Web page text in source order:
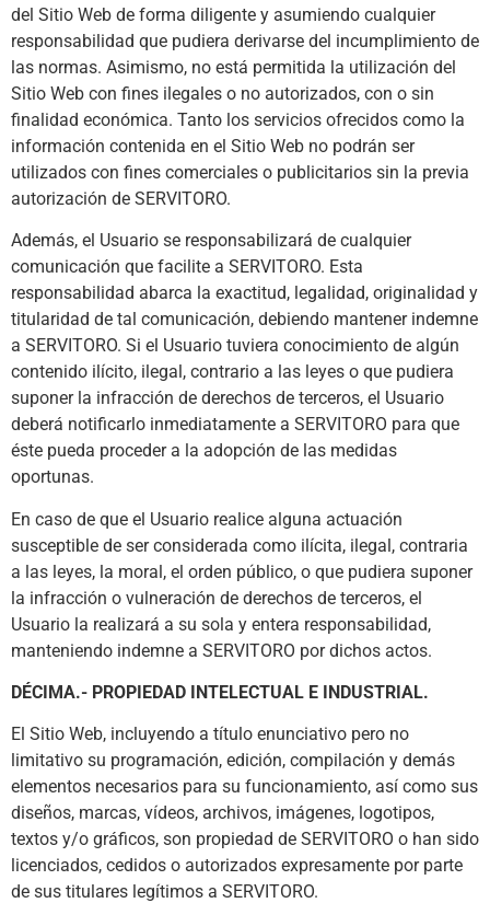
del Sitio Web de forma diligente y asumiendo cualquier
responsabilidad que pudiera derivarse del incumplimiento de
las normas. Asimismo, no está permitida la utilización del
Sitio Web con fines ilegales o no autorizados, con o sin
finalidad económica. Tanto los servicios ofrecidos como la
información contenida en el Sitio Web no podrán ser
utilizados con fines comerciales o publicitarios sin la previa
autorización de SERVITORO.
Además, el Usuario se responsabilizará de cualquier
comunicación que facilite a SERVITORO. Esta
responsabilidad abarca la exactitud, legalidad, originalidad y
titularidad de tal comunicación, debiendo mantener indemne
a SERVITORO. Si el Usuario tuviera conocimiento de algún
contenido ilícito, ilegal, contrario a las leyes o que pudiera
suponer la infracción de derechos de terceros, el Usuario
deberá notificarlo inmediatamente a SERVITORO para que
éste pueda proceder a la adopción de las medidas
oportunas.
En caso de que el Usuario realice alguna actuación
susceptible de ser considerada como ilícita, ilegal, contraria
a las leyes, la moral, el orden público, o que pudiera suponer
la infracción o vulneración de derechos de terceros, el
Usuario la realizará a su sola y entera responsabilidad,
manteniendo indemne a SERVITORO por dichos actos.
DÉCIMA.- PROPIEDAD INTELECTUAL E INDUSTRIAL.
El Sitio Web, incluyendo a título enunciativo pero no
limitativo su programación, edición, compilación y demás
elementos necesarios para su funcionamiento, así como sus
diseños, marcas, vídeos, archivos, imágenes, logotipos,
textos y/o gráficos, son propiedad de SERVITORO o han sido
licenciados, cedidos o autorizados expresamente por parte
de sus titulares legítimos a SERVITORO.